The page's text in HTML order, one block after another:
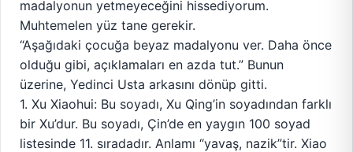
madalyonun yetmeyeceğini hissediyorum.
Muhtemelen yüz tane gerekir.
“Aşağıdaki çocuğa beyaz madalyonu ver. Daha önce
olduğu gibi, açıklamaları en azda tut.” Bunun
üzerine, Yedinci Usta arkasını dönüp gitti.
1. Xu Xiaohui: Bu soyadı, Xu Qing’in soyadından farklı
bir Xu’dur. Bu soyadı, Çin’de en yaygın 100 soyad
listesinde 11. sıradadır. Anlamı “yavaş, nazik”tir. Xiao